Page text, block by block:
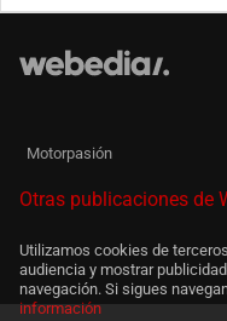
Motorpasión
Otras publicaciones de
Utilizamos cookies de
audiencia y mostrar
navegación. Si sigues
información